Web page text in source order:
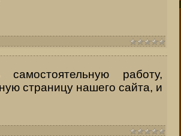
работу,
страницу нашего сайта, и